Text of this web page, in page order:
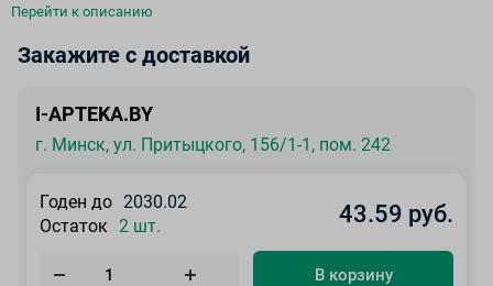
Перейти к описанию
Закажите с доставкой
I-APTEKA.BY
г. Минск, ул. Притыцкого, 156/1-1, пом. 242
Годен до 2030.02
Остаток
2 шт. 43.59 руб.
В корзину